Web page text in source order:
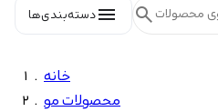
menuدسته‌بندی‌ها search
خانه
محصولات مو